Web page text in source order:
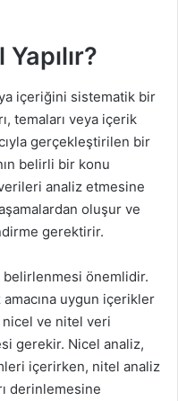
içeriğini sistematik bir
temaları veya içerik
gerçekleştirilen bir
belirli bir konu
analiz etmesine
oluşur ve
gerektirir.
önemlidir.
uygun içerikler
ve nitel veri
gerekir. Nicel analiz,
içerirken, nitel analiz
derinlemesine